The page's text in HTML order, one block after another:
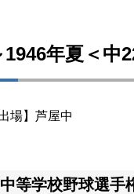
1946年夏＜中
場】芦屋中
等学校野球選手